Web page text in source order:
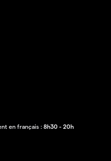
en français : 8h30 - 20h